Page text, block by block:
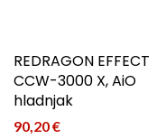
REDRAGON EFFECT
CCW-3000 X, AiO
hladnjak
90,20€